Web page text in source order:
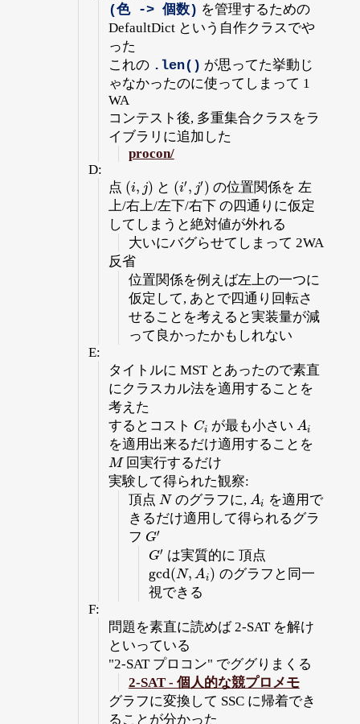
(色 -> 個数) を管理するための
DefaultDict という自作クラスでや
った
これの .len() が思ってた挙動じ
ゃなかったのに使ってしまって 1
WA
コンテスト後, 多重集合クラスをラ
イブラリに追加した
procon/
D:
点 (i, j)
(i,j ) と (i′ , j′ )
(i′,j )
の位置関係を 左
上/右上/左下/右下 の四通りに仮定
してしまうと絶対値が外れる
大いにバグらせてしまって 2WA
反省
位置関係を例えば左上の一つに
仮定して, あとで四通り回転さ
せることを考えると実装量が減
って良かったかもしれない
E:
タイトルに MST とあったので素直
にクラスカル法を適用することを
考えた
するとコスト Ci
Ci が最も小さい Ai
Ai
を適用出来るだけ適用することを
M
M回実行するだけ
実験して得られた観察:
頂点 N
N のグラフに, Ai
Ai を適用で
きるだけ適用して得られるグラ
フ G′
G′
G′
G′ は実質的に 頂点
gcd(N, Ai)
gcd(N,Ai)
のグラフと同一
視できる
F:
問題を素直に読めば 2-SAT を解け
といっている
"2-SAT プロコン" でググりまくる
2-SAT - 個人的な競プロメモ
グラフに変換して SSC に帰着でき
ることが分かった